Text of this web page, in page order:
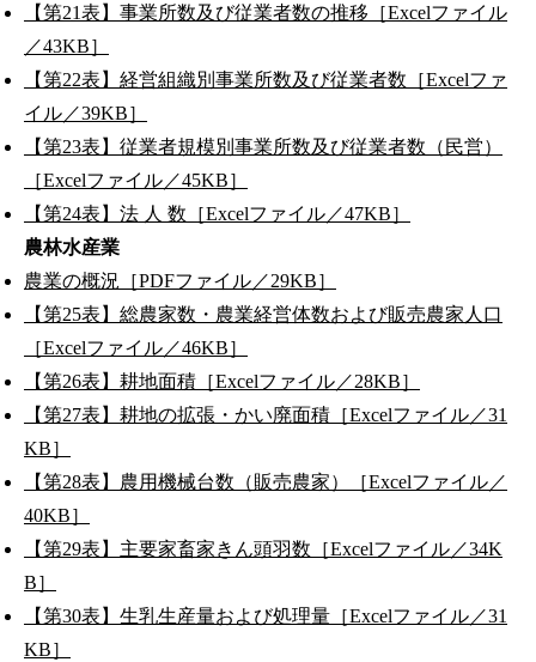
【第21表】事業所数及び従業者数の推移［Excelファイル
／43KB］
【第22表】経営組織別事業所数及び従業者数［Excelファ
イル／39KB］
【第23表】従業者規模別事業所数及び従業者数（民営）
［Excelファイル／45KB］
【第24表】法 人 数［Excelファイル／47KB］
農林水産業
農業の概況［PDFファイル／29KB］
【第25表】総農家数・農業経営体数および販売農家人口
［Excelファイル／46KB］
【第26表】耕地面積［Excelファイル／28KB］
【第27表】耕地の拡張・かい廃面積［Excelファイル／31
KB］
【第28表】農用機械台数（販売農家）［Excelファイル／
40KB］
【第29表】主要家畜家きん頭羽数［Excelファイル／34K
B］
【第30表】生乳生産量および処理量［Excelファイル／31
KB］